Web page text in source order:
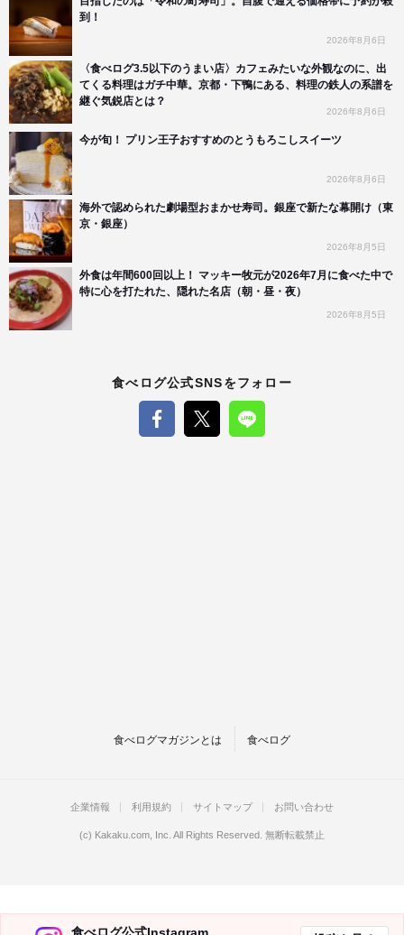
到！
2026年8月6日
〈食べログ3.5以下のうまい店〉カフェみたいな外観なのに、出
てくる料理はガチ中華。京都・下鴨にある、料理の鉄人の系譜を
継ぐ気鋭店とは？
2026年8月6日
今が旬！ プリン王子おすすめのとうもろこしスイーツ
2026年8月6日
海外で認められた劇場型おまかせ寿司。銀座で新たな幕開け（東
京・銀座）
2026年8月5日
外食は年間600回以上！ マッキー牧元が2026年7月に食べた中で
特に心を打たれた、隠れた名店（朝・昼・夜）
2026年8月5日
食べログ公式SNSをフォロー
食べログマガジンとは 食べログ
企業情報 利用規約 サイトマップ お問い合わせ
(c) Kakaku.com, Inc. All Rights Reserved. 無断転載禁止